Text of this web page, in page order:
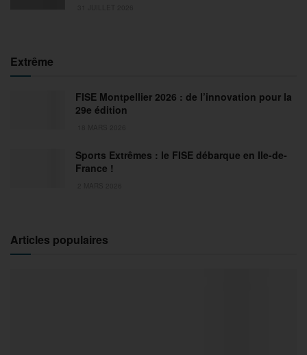
Extrême
FISE Montpellier 2026 : de l’innovation pour la
29e édition
Sports Extrêmes : le FISE débarque en Ile-de-
France !
Articles populaires